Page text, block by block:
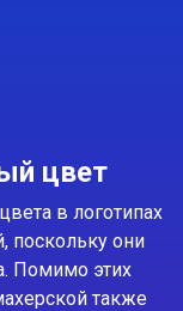
цвет
в логотипах
поскольку они
Помимо этих
также